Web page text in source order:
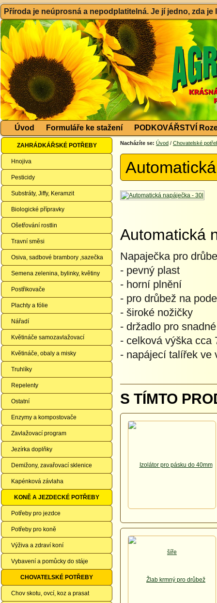
Příroda je neúprosná a nepodplatitelná. Je jí jedno, zda
Úvod Formuláře ke stažení PODKOVÁŘSTVÍ
ZAHRÁDKÁŘSKÉ POTŘEBY
Hnojiva
Pesticidy
Substráty, Jiffy, Keramzit
Biologické přípravky
Ošetřování rostlin
Travní směsi
Osiva, sadbové brambory ,sazečka
Semena zelenina, bylinky, květiny
Postřikovače
Plachty a fólie
Nářadí
Květináče samozavlažovací
Květináče, obaly a misky
Truhlíky
Repelenty
Ostatní
Enzymy a kompostovače
Zavlažovací program
Jezírka doplňky
Demižony, zavařovací sklenice
Kapénková závlaha
KONĚ A JEZDECKÉ POTŘEBY
Potřeby pro jezdce
Potřeby pro koně
Výživa a zdraví koní
Vybavení a pomůcky do stáje
CHOVATELSKÉ POTŘEBY
Chov skotu, ovcí, koz a prasat
Nacházíte se: Úvod / Chovatelské
Automatická
Napaječka pro
- pevný plast
- horní plnění
- pro drůbež na
- široké nožičky
- držadlo pro
- celková výška cca
- napájecí talířek ve
S TÍMTO